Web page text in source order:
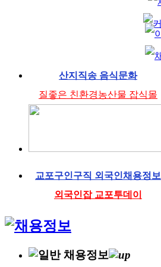
산지직송 음식문화
질좋은 친환경농산물 잡식몰
교포구인구직 외국인채용정보
외국인잡 교포투데이